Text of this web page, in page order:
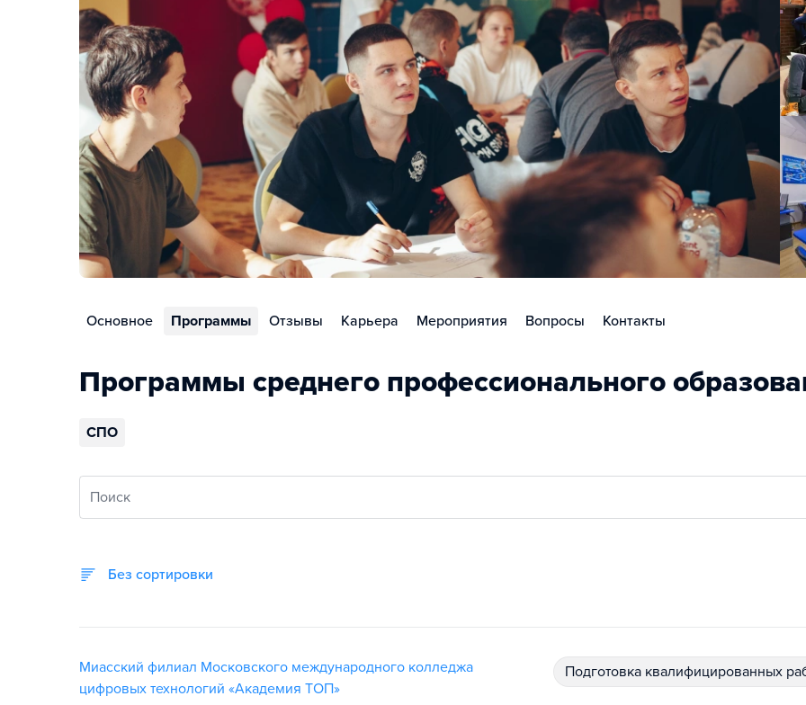
Основное Программы Отзывы Карьера Мероприятия Вопросы Контакты
Программы среднего профессионального
СПО
Поиск
Без сортировки
Миасский филиал Московского международного колледжа
цифровых технологий «Академия TOП»
подготовка квалифицированных